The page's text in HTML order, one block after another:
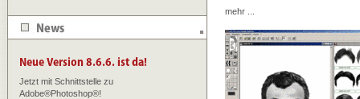
Jetzt mit Schnittstelle zu
Adobe®Photoshop®!
mehr ...